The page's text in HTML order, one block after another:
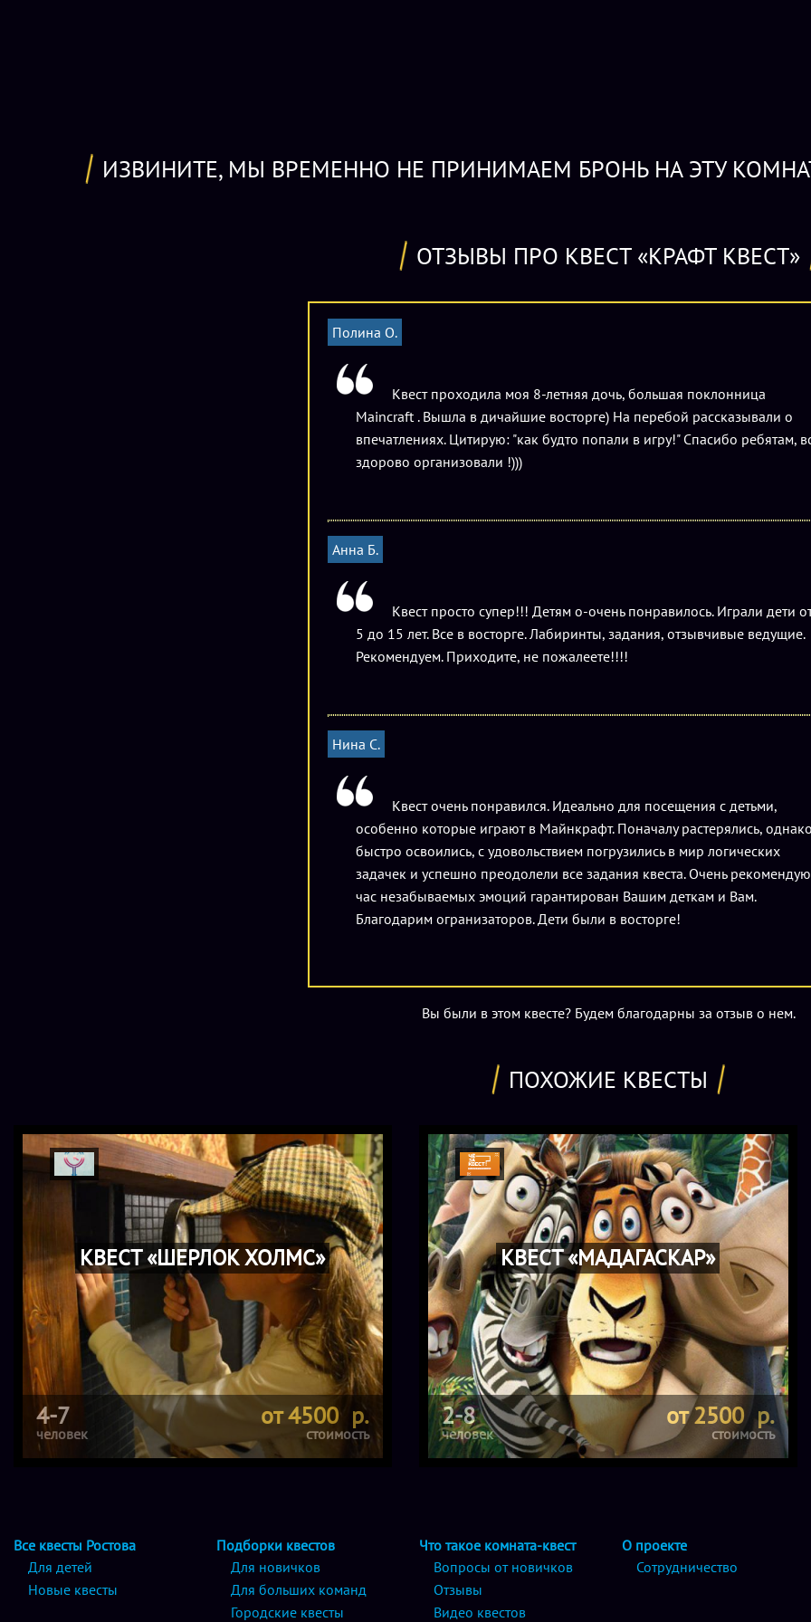
ИЗВИНИТЕ, МЫ ВРЕМЕННО НЕ ПРИНИМАЕМ БРОНЬ НА ЭТУ
ОТЗЫВЫ ПРО КВЕСТ «КРАФТ КВЕСТ»
Полина О.
Квест проходила моя 8-летняя дочь, большая поклонница
Mainсraft . Вышла в дичайшие восторге) На перебой рассказывали о
впечатлениях. Цитирую: "как будто попали в игру!" Спасибо ребятам,
здорово организовали !)))
Анна Б.
Квест просто супер!!! Детям о-очень понравилось. Играли дети
5 до 15 лет. Все в восторге. Лабиринты, задания, отзывчивые ведущие.
Рекомендуем. Приходите, не пожалеете!!!!
Нина С.
Квест очень понравился. Идеально для посещения с детьми,
особенно которые играют в Майнкрафт. Поначалу растерялись,
быстро освоились, с удовольствием погрузились в мир логических
задачек и успешно преодолели все задания квеста. Очень
час незабываемых эмоций гарантирован Вашим деткам и Вам.
Благодарим огранизаторов. Дети были в восторге!
Вы были в этом квесте? Будем благодарны за отзыв о нем.
ПОХОЖИЕ КВЕСТЫ
КВЕСТ «ШЕРЛОК ХОЛМС»
4-7
человек
от 4500 р.
стоимость
КВЕСТ «МАДАГАСКАР»
2-8
человек
от 2500 р.
стоимость
Все квесты Ростова
Для детей
Новые квесты
Подборки квестов
Для новичков
Для больших команд
Городские квесты
Что такое комната-квест
Вопросы от новичков
Отзывы
Видео квестов
О проекте
Сотрудничество